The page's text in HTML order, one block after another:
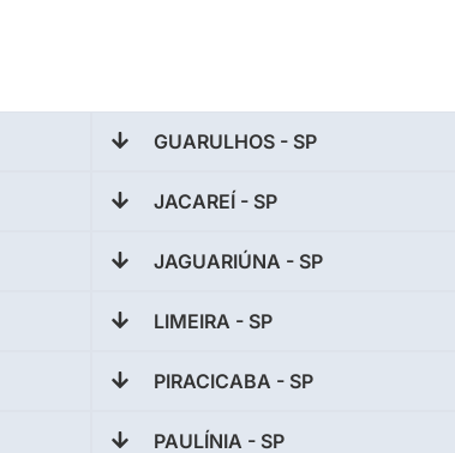
GUARULHOS - SP
JACAREÍ - SP
JAGUARIÚNA - SP
LIMEIRA - SP
PIRACICABA - SP
PAULÍNIA - SP